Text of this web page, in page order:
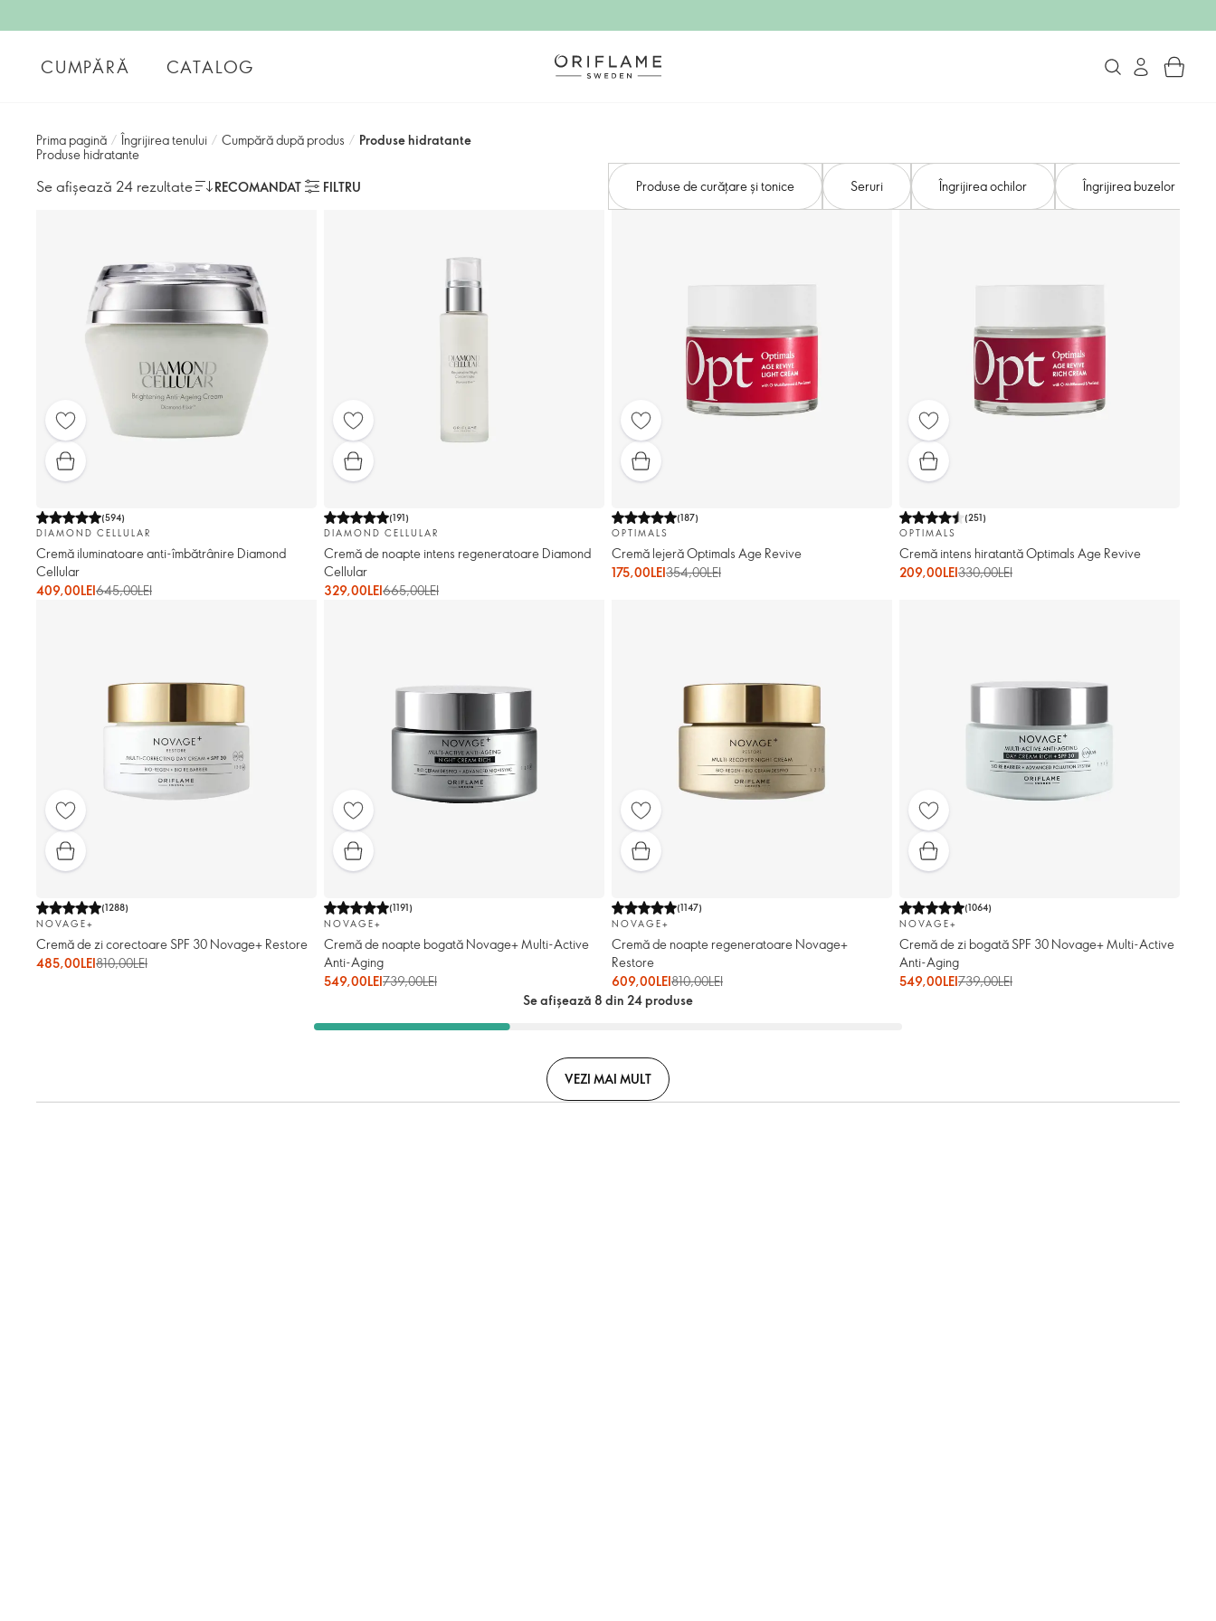
CUMPĂRĂ CATALOG
Prima pagină / Îngrijirea tenului / Cumpără după produs / Produse hidratante
Produse hidratante
Se afișează 24 rezultate RECOMANDAT FILTRU Produse de curățare și tonice Seruri Îngrijirea ochilor Îngrijirea buzelor
(594)
DIAMOND CELLULAR
Cremă iluminatoare anti-îmbătrânire Diamond
Cellular
409,00LEI645,00LEI
(191)
DIAMOND CELLULAR
Cremă de noapte intens regeneratoare Diamond
Cellular
329,00LEI665,00LEI
(187)
OPTIMALS
Cremă lejeră Optimals Age Revive
175,00LEI354,00LEI
(251)
OPTIMALS
Cremă intens hiratantă Optimals Age Revive
209,00LEI330,00LEI
(1288)
NOVAGE+
Cremă de zi corectoare SPF 30 Novage+ Restore
485,00LEI810,00LEI
(1191)
NOVAGE+
Cremă de noapte bogată Novage+ Multi-Active
Anti-Aging
549,00LEI739,00LEI
(1147)
NOVAGE+
Cremă de noapte regeneratoare Novage+
Restore
609,00LEI810,00LEI
(1064)
NOVAGE+
Cremă de zi bogată SPF 30 Novage+ Multi-Active
Anti-Aging
549,00LEI739,00LEI
Se afișează 8 din 24 produse
VEZI MAI MULT